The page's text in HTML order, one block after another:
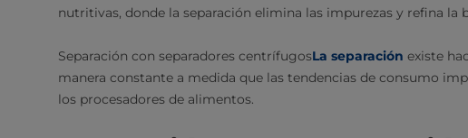
nutritivas, donde la separación elimina las impurezas y refina la
Separación con separadores centrífugosLa separación existe
manera constante a medida que las tendencias de consumo
los procesadores de alimentos.